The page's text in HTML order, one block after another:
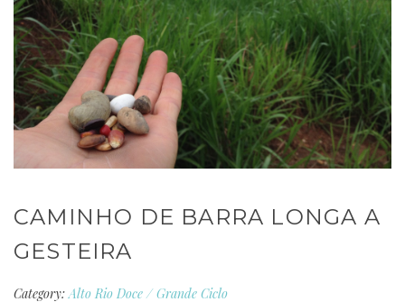
CAMINHO DE BARRA LONGA A
GESTEIRA
Category: Alto Rio Doce /Grande Ciclo